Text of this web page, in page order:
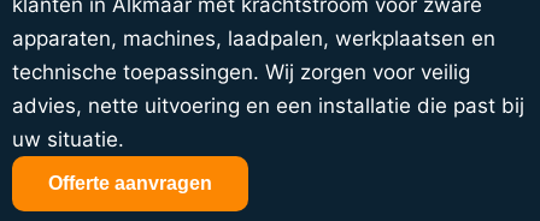
apparaten, machines, laadpalen, werkplaatsen en
technische toepassingen. Wij zorgen voor veilig
advies, nette uitvoering en een installatie die past bij
uw situatie.
Offerte aanvragen